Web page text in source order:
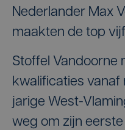
Nederlander Max
maakten de top
Stoffel Vandoorne
kwalificaties vanaf
jarige West-
weg om zijn